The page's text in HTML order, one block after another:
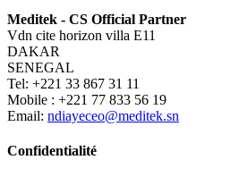
Meditek - CS Official Partner
Vdn cite horizon villa E11
DAKAR
SENEGAL
Tel: +221 33 867 31 11
Mobile : +221 77 833 56 19
Email: ndiayeceo@meditek.sn
Confidentialité